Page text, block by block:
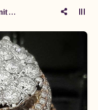
Cincin Berlian Wanita AMW.R0047B dsTE